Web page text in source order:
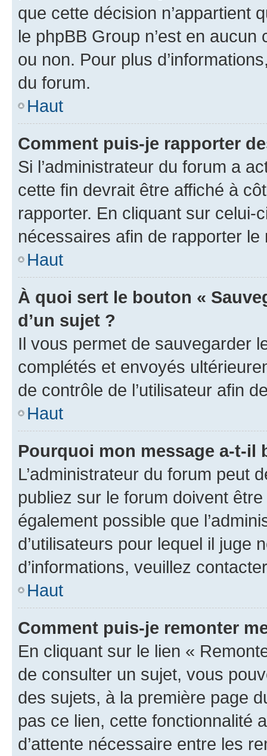
que cette décision n’appartient
le phpBB Group n’est en
ou non. Pour plus
du forum.
Haut
Comment puis-je rapporter
Si l’administrateur du forum a
cette fin devrait être affiché à
rapporter. En cliquant sur
nécessaires afin de rapporter le
Haut
À quoi sert le bouton «
d’un sujet ?
Il vous permet de sauvegarder
complétés et envoyés
de contrôle de l’utilisateur afin
Haut
Pourquoi mon message a-t-il
L’administrateur du forum peut
publiez sur le forum doivent
également possible que
d’utilisateurs pour lequel il juge
d’informations, veuillez
Haut
Comment puis-je remonter
En cliquant sur le lien «
de consulter un sujet, vous
des sujets, à la première page
pas ce lien, cette fonctionnalité
d’attente nécessaire entre les